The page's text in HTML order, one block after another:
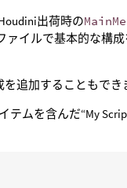
出荷時の
イルで基本的な構
追加することもでき
ムを含んだ“My